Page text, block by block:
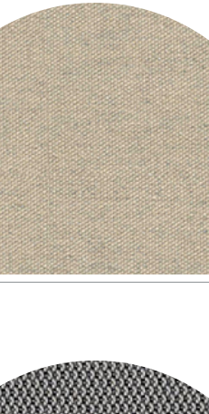
STO Tortora
HDS Deserto